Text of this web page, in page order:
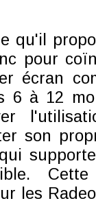
qu'il
pour
écran
6 à 12
son
les